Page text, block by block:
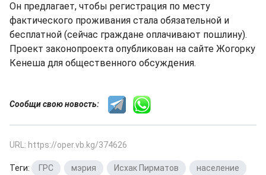
Он предлагает, чтобы регистрация по месту
фактического проживания стала обязательной и
бесплатной (сейчас граждане оплачивают пошлину).
Проект законопроекта опубликован на сайте Жогорку
Кенеша для общественного обсуждения.
Сообщи свою новость:
URL: https://oper.vb.kg/374626
Теги: ГРС мэрия Исхак Пирматов население